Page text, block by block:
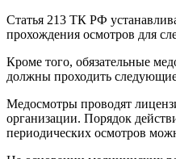
Статья 213 ТК РФ
прохождения осмотров для
Кроме того, обязательные
должны проходить
Медосмотры проводят
организации. Порядок
периодических осмотров